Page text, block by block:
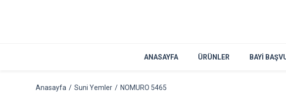
ANASAYFA ÜRÜNLER BAYI
Anasayfa Suni Yemler NOMURO 5465